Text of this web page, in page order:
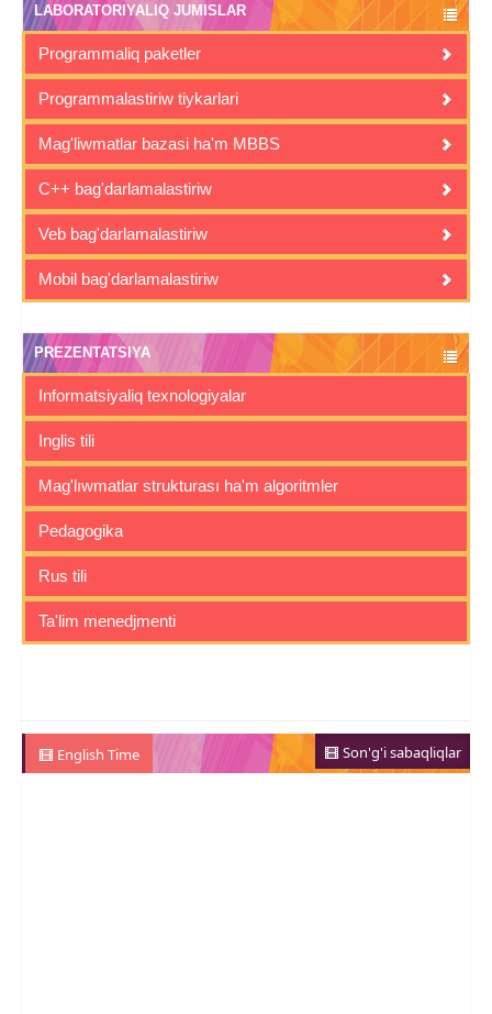
LABORATORIYALIQ JUMISLAR
Programmaliq paketler
Programmalastiriw tiykarlari
Mag'liwmatlar bazasi ha'm MBBS
C++ bag'darlamalastiriw
Veb bag'darlamalastiriw
Mobil bag'darlamalastiriw
PREZENTATSIYA
Informatsiyaliq texnologiyalar
Inglis tili
Mag'lıwmatlar strukturası ha'm algoritmler
Pedagogika
Rus tili
Ta'lim menedjmenti
English Time Son'g'i sabaqliqlar